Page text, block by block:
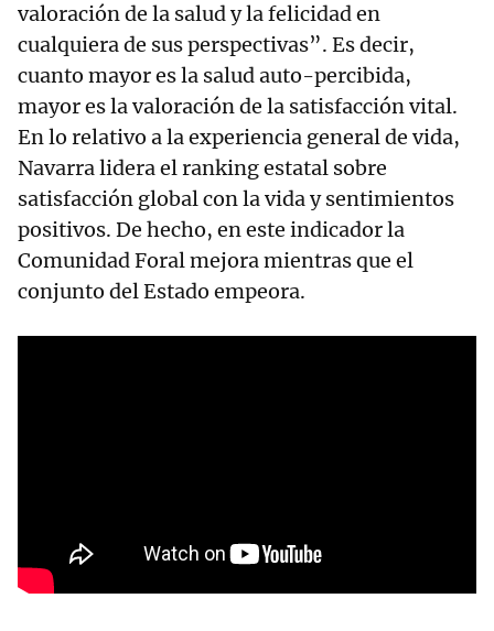
valoración de la salud y la felicidad en
cualquiera de sus perspectivas”. Es decir,
cuanto mayor es la salud auto-percibida,
mayor es la valoración de la satisfacción vital.
En lo relativo a la experiencia general de vida,
Navarra lidera el ranking estatal sobre
satisfacción global con la vida y sentimientos
positivos. De hecho, en este indicador la
Comunidad Foral mejora mientras que el
conjunto del Estado empeora.